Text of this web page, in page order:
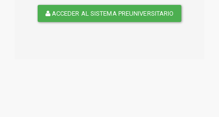
ACCEDER AL SISTEMA PREUNIVERSITARIO